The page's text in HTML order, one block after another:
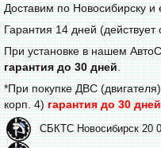
Доставим по Новосибирску и
Гарантия 14 дней
При установке в нашем
гарантия до 30 дней.
*При покупке ДВС
корп. 4)гарантия до 30 дней
СБКТС Новосибирск 20